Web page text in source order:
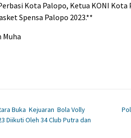
Kota Palopo, Ketua KONI
Spensa Palopo 2023.**
Muha
Buka Kejuaran Bola Volly
Diikuti Oleh 34 Club Putra dan